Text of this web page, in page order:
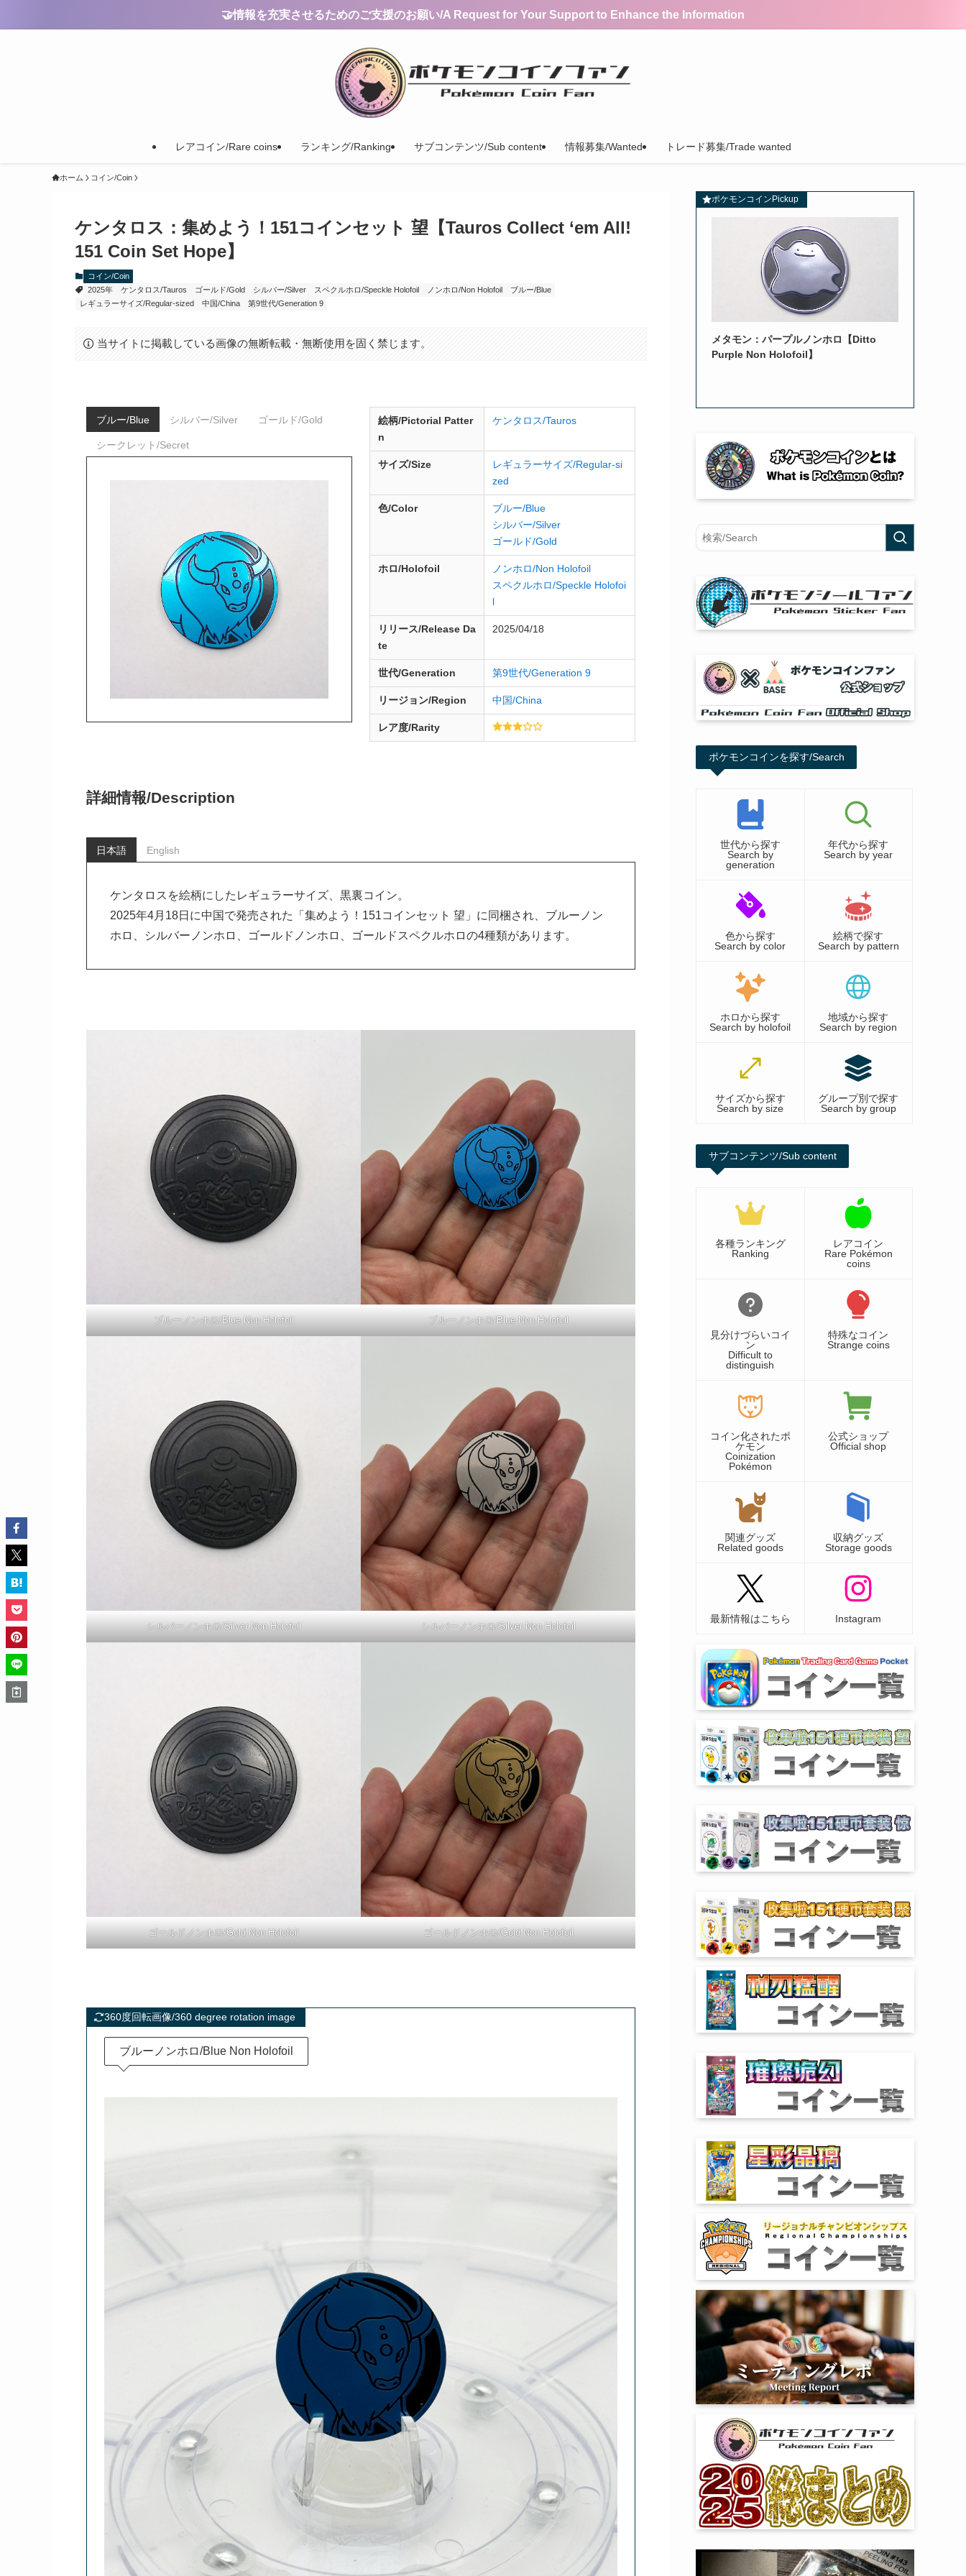
🤝情報を充実させるためのご支援のお願い/A Request for Your Support to Enhance the Information
レアコイン/Rare coins ランキング/Ranking サブコンテンツ/Sub content 情報募集/Wanted トレード募集/Trade wanted
ホーム コイン/Coin
ケンタロス：集めよう！151コインセット 望【Tauros Collect ‘em All!
151 Coin Set Hope】
コイン/Coin
2025年
ケンタロス/Tauros ゴールド/Gold シルバー/Silver スペクルホロ/Speckle Holofoil ノンホロ/Non Holofoil
ブルー/Blue
レギュラーサイズ/Regular-sized
中国/China 第9世代/Generation 9
当サイトに掲載している画像の無断転載・無断使用を固く禁じます。
ブルー/Blue シルバー/Silver ゴールド/Gold
シークレット/Secret
絵柄/Pictorial Patter
n
ケンタロス/Tauros
サイズ/Size
レギュラーサイズ/Regular-si
zed
色/Color
ブルー/Blue
シルバー/Silver
ゴールド/Gold
ホロ/Holofoil
ノンホロ/Non Holofoil
スペクルホロ/Speckle Holofoi
l
リリース/ReleaseDa
te
2025/04/18
世代/Generation 第9世代/Generation 9
リージョン/Region 中国/China
レア度/Rarity
詳細情報/Description
日本語 English
ケンタロスを絵柄にしたレギュラーサイズ、黒裏コイン。
2025年4月18日に中国で発売された「集めよう！151コインセット 望」に同梱され、ブルーノン
ホロ、シルバーノンホロ、ゴールドノンホロ、ゴールドスペクルホロの4種類があります。
ブルーノンホロ/Blue Non Holofoil ブルーノンホロ/Blue Non Holofoil
シルバーノンホロ/Silver Non Holofoil シルバーノンホロ/Silver Non Holofoil
ゴールドノンホロ/Gold Non Holofoil ゴールドノンホロ/Gold Non Holofoil
360度回転画像/360 degree rotation image
ブルーノンホロ/Blue Non Holofoil
ポケモンコインPickup
メタモン：パープルノンホロ【Ditto
Purple Non Holofoil】
ポケモンコインを探す/Search
世代から探す
Search by
generation
年代から探す
Search by year
色から探す
Search by color
絵柄で探す
Search by pattern
ホロから探す
Search by holofoil
地域から探す
Search by region
サイズから探す
Search by size
グループ別で探す
Search by group
サブコンテンツ/Sub content
各種ランキング
Ranking
レアコイン
Rare Pokémon
coins
見分けづらいコイ
ン
Difficult to
distinguish
特殊なコイン
Strange coins
コイン化されたポ
ケモン
Coinization
Pokémon
公式ショップ
Official shop
関連グッズ
Related goods
収納グッズ
Storage goods
最新情報はこちら Instagram